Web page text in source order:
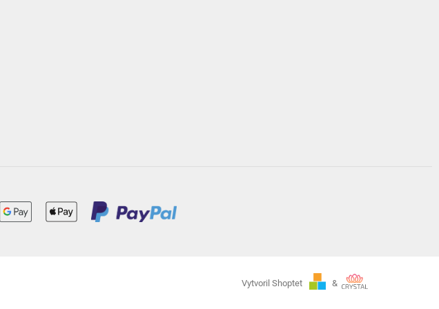
Vytvoril Shoptet &